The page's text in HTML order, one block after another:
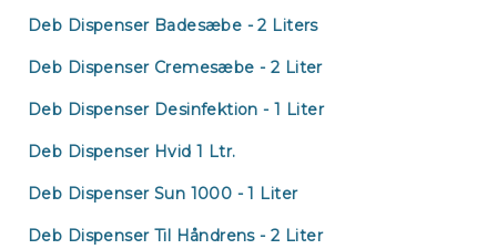
Deb Dispenser Badesæbe - 2 Liters
Deb Dispenser Cremesæbe - 2 Liter
Deb Dispenser Desinfektion - 1 Liter
Deb Dispenser Hvid 1 Ltr.
Deb Dispenser Sun 1000 - 1 Liter
Deb Dispenser Til Håndrens - 2 Liter